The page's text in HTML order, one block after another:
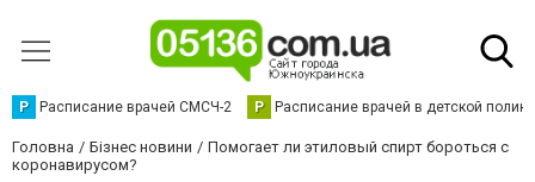
Р Расписание врачей СМСЧ-2 Р Расписание врачей в детской
Головна Бізнес новини
Помогает ли этиловый спирт бороться с
коронавирусом?